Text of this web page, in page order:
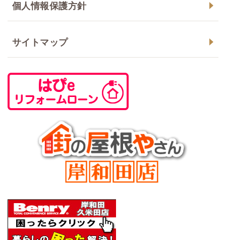
個人情報保護方針
サイトマップ